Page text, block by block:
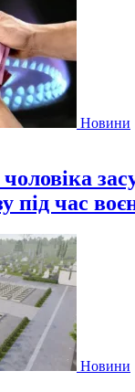
Новини
під час
Новини